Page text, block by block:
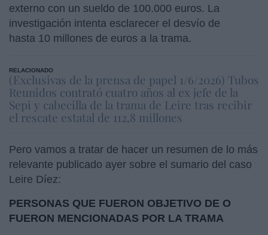
externo con un sueldo de 100.000 euros. La
investigación intenta esclarecer el desvío de
hasta 10 millones de euros a la trama.
RELACIONADO
(Exclusivas de la prensa de papel 1/6/2026) Tubos
Reunidos contrató cuatro años al ex jefe de la
Sepi y cabecilla de la trama de Leire tras recibir
el rescate estatal de 112,8 millones
Pero vamos a tratar de hacer un resumen de lo más
relevante publicado ayer sobre el sumario del caso
Leire Díez:
PERSONAS QUE FUERON OBJETIVO DE O
FUERON MENCIONADAS POR LA TRAMA